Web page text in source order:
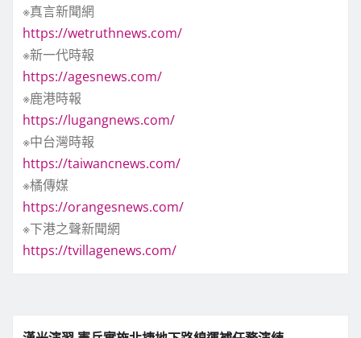
※真言新聞網
https://wetruthnews.com/
※新一代時報
https://agesnews.com/
※鹿港時報
https://lugangnews.com/
※中台灣時報
https://taiwancnews.com/
※橘傳媒
https://orangesnews.com/
※下港之聲新聞網
https://tvillagenews.com/